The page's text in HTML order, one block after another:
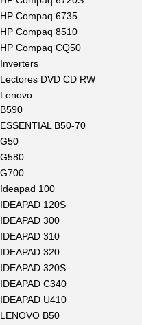
HP Compaq 6735
HP Compaq 8510
HP Compaq CQ50
Inverters
Lectores DVD CD RW
Lenovo
B590
ESSENTIAL B50-70
G50
G580
G700
Ideapad 100
IDEAPAD 120S
IDEAPAD 300
IDEAPAD 310
IDEAPAD 320
IDEAPAD 320S
IDEAPAD C340
IDEAPAD U410
LENOVO B50